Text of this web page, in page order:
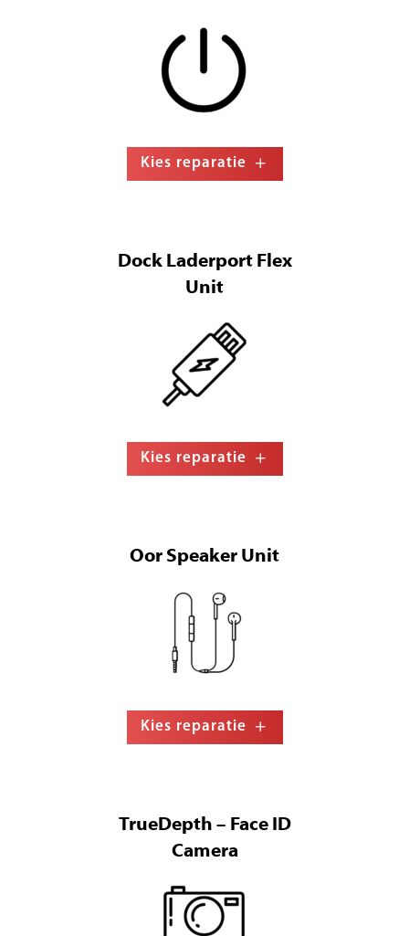
Kies reparatie
Dock Laderport Flex
Unit
Kies reparatie
Oor Speaker Unit
Kies reparatie
TrueDepth – Face ID
Camera